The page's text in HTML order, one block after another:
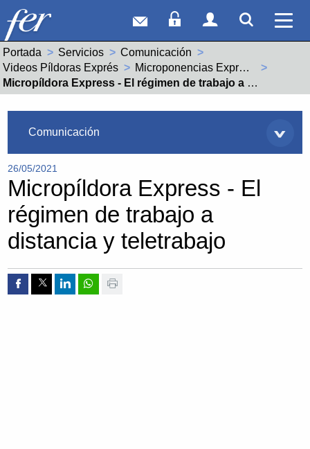
Correo webAcceso Socios
Acceso
Portada Servicios
Comunicación
Videos Píldoras Exprés
Microponencias Express - Laboral
Actual:
Micropíldora Express - El régimen de trabajo a distancia y teletrabajo
Comunicación
26/05/2021
Micropíldora Express - El
régimen de trabajo a
distancia y teletrabajo
Compartir por Facebook
Compartir por Twitter
Compartir por Linkedin
Compartir por whatsapp
Imprimir